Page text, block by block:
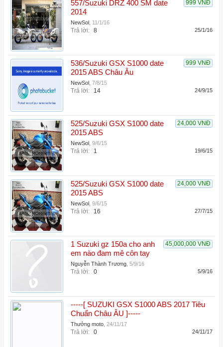
999 VNĐ
557/Suzuki DRZ 400 SM date
2014
NewSol 11/1/16
Trả lời: 8 25/1/16
999 VNĐ
536/Suzuki GSX S1000 date
2015 ABS Châu Âu
NewSol 7/8/15
Trả lời: 14 24/9/15
24,000 VNĐ
525/Suzuki GSX S1000 date
2015 ABS
NewSol 9/6/15
Trả lời: 1 19/6/15
24,000 VNĐ
525/Suzuki GSX S1000 date
2015 ABS
NewSol 9/6/15
Trả lời: 16 27/7/15
45,000,000 VNĐ
1 Suzuki gz 150a cho anh
em nào đam mê côn tay
Nguyễn Thành Trương 5/9/16
Trả lời: 0 5/9/16
-----[ SUZUKI GSX S1000 ABS 2017 Tiêu
Chuẩn Châu ÂU ]-----
Thưởng moto 24/11/17
Trả lời: 0 24/11/17